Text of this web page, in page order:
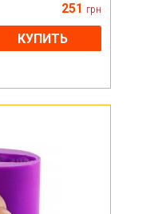
251 грн
КУПИТЬ